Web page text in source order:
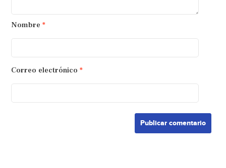
Nombre *
Correo electrónico *